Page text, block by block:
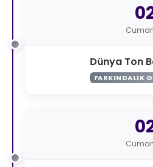
Dünya Ton
FARKINDALIK